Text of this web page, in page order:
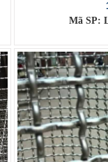
Mã SP: